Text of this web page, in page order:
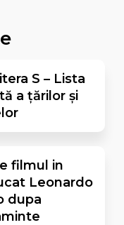
S – Lista
a țărilor și
filmul in
Leonardo
dupa